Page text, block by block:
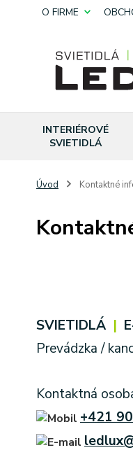
O FIRME
INTERIÉROVÉ
SVIETIDLÁ
Úvod Kontaktné
SVIETIDLÁ |
Prevádzka /
Kontaktná
+421